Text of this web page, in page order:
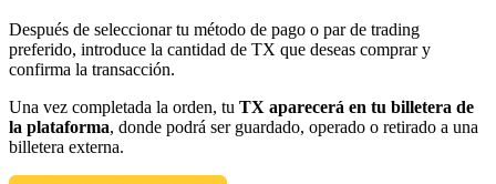
Referencia
BTC Welcome Rewards
Después de seleccionar tu método de pago o par de trading
preferido, introduce la cantidad de TX que deseas comprar y
confirma la transacción.
Una vez completada la orden, tu TX aparecerá en tu billetera de
la plataforma, donde podrá ser guardado, operado o retirado a una
billetera externa.